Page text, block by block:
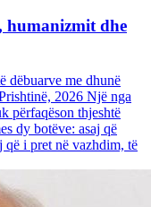
humanizmit dhe
dëbuarve me dhunë
2026 Një nga
përfaqëson thjeshtë
dy botëve: asaj që
që i pret në vazhdim, të